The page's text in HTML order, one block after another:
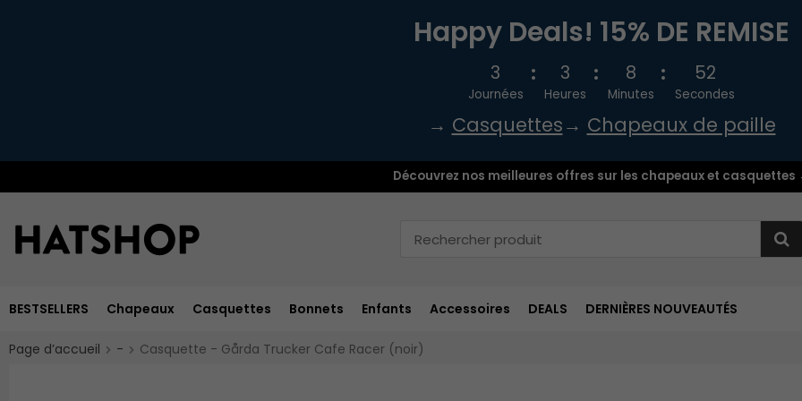
Happy Deals! 15% DE REMISE
3
Journées
3
Heures
8
Minutes
52
Secondes
→ Casquettes→ Chapeaux de paille
Découvrez nos meilleures offres sur les chapeaux et casquettes
BESTSELLERS Chapeaux Casquettes Bonnets Enfants Accessoires DEALS DERNIÈRES NOUVEAUTÉS
Page d’accueil - Casquette - Gårda Trucker Cafe Racer (noir)